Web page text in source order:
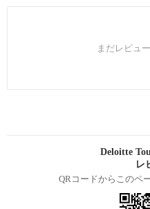
まだレビュ
Deloitte
レ
QRコードからこのペ